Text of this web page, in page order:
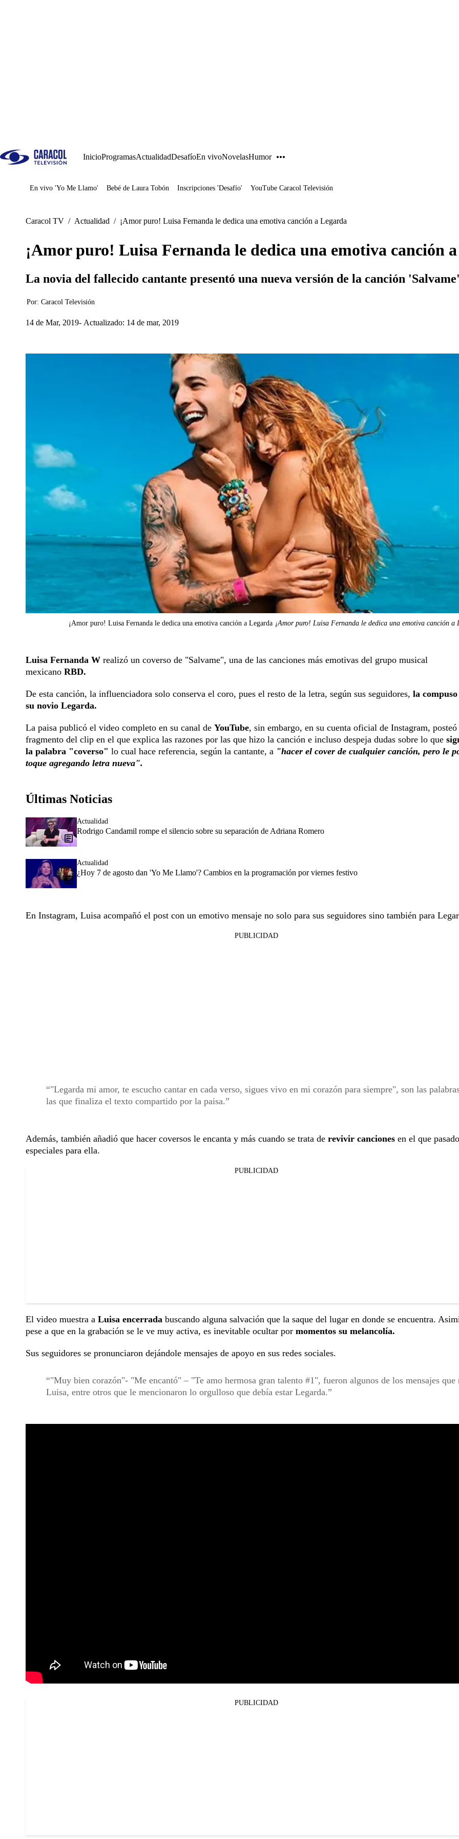
InicioProgramasActualidadDesafíoEn vivoNovelasHumor
Juegos
En vivo 'Yo Me Llamo' Bebé de Laura Tobón Inscripciones 'Desafío' YouTube Caracol Televisión
Caracol TV / Actualidad / ¡Amor puro! Luisa Fernanda le dedica una emotiva canción a Legarda
¡Amor puro! Luisa Fernanda le dedica una emotiva canción
La novia del fallecido cantante presentó una nueva versión de la canción
Por: Caracol Televisión
14 de Mar, 2019 Actualizado: 14 de mar, 2019
¡Amor puro! Luisa Fernanda le dedica una emotiva canción a Legarda ¡Amor puro! Luisa Fernanda le dedica una emotiva canción a
Luisa Fernanda W realizó un coverso de "Salvame", una de las canciones más emotivas del grupo musical
mexicano RBD.
De esta canción, la influenciadora solo conserva el coro, pues el resto de la letra, según sus seguidores, la
su novio Legarda.
La paisa publicó el video completo en su canal de YouTube, sin embargo, en su cuenta oficial de Instagram, posteó
fragmento del clip en el que explica las razones por las que hizo la canción e incluso despeja dudas sobre lo que
la palabra "coverso" lo cual hace referencia, según la cantante, a "hacer el cover de cualquier canción, pero le
toque agregando letra nueva".
Últimas Noticias
Actualidad
Rodrigo Candamil rompe el silencio sobre su separación de Adriana Romero
Actualidad
¿Hoy 7 de agosto dan 'Yo Me Llamo'? Cambios en la programación por viernes festivo
En Instagram, Luisa acompañó el post con un emotivo mensaje no solo para sus seguidores sino también para
PUBLICIDAD
"Legarda mi amor, te escucho cantar en cada verso, sigues vivo en mi corazón para siempre", son las
las que finaliza el texto compartido por la paisa.
Además, también añadió que hacer coversos le encanta y más cuando se trata de revivir canciones en el que
especiales para ella.
PUBLICIDAD
El video muestra a Luisa encerrada buscando alguna salvación que la saque del lugar en donde se encuentra.
pese a que en la grabación se le ve muy activa, es inevitable ocultar por momentos su melancolía.
Sus seguidores se pronunciaron dejándole mensajes de apoyo en sus redes sociales.
"Muy bien corazón"- "Me encantó" – "Te amo hermosa gran talento #1", fueron algunos de los mensajes que
Luisa, entre otros que le mencionaron lo orgulloso que debía estar Legarda.
PUBLICIDAD